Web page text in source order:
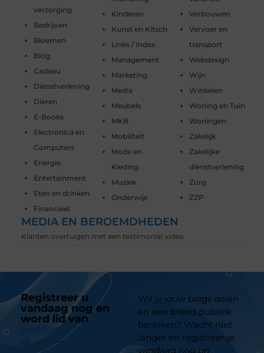
verzorging
Bedrijven
Bloemen
Blog
Cadeau
Dienstverlening
Dieren
E-Books
Electronica en
Computers
Energie
Entertainment
Eten en drinken
Financieel
Kinderen
Kunst en Kitsch
Links / Index
Management
Marketing
Media
Meubels
MKB
Mobiliteit
Mode en
Kleding
Muziek
Onderwijs
Verbouwen
Vervoer en
transport
Webdesign
Wijn
Winkelen
Woning en Tuin
Woningen
Zakelijk
Zakelijke
dienstverlening
Zorg
ZZP
MEDIA EN BEROEMDHEDEN
Klanten overtuigen met een testimonial video
Registreer u
vandaag nog en
word lid van
platform
Wil jij jouw blogs delen
en een breed publiek
bereiken? Wacht niet
langer en registreer je
vandaag nog op